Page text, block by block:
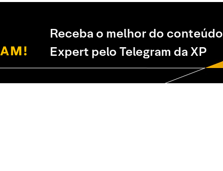
Receba o melhor do conteúdo
Expert pelo Telegram da XP